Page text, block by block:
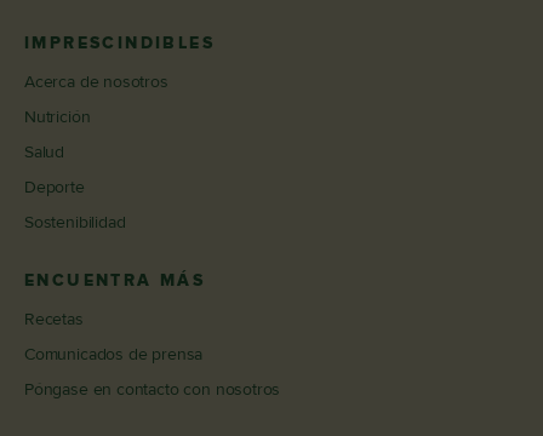
IMPRESCINDIBLES
Acerca de nosotros
Nutrición
Salud
Deporte
Sostenibilidad
ENCUENTRA MÁS
Recetas
Comunicados de prensa
Póngase en contacto con nosotros